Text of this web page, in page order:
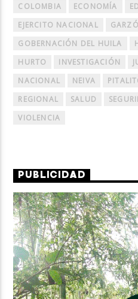
COLOMBIA
ECONOMÍA
EJERCITO NACIONAL
GOBERNACIÓN DEL HUILA
HURTO
INVESTIGACIÓN
NACIONAL
NEIVA
REGIONAL
SALUD
VIOLENCIA
PUBLICIDAD